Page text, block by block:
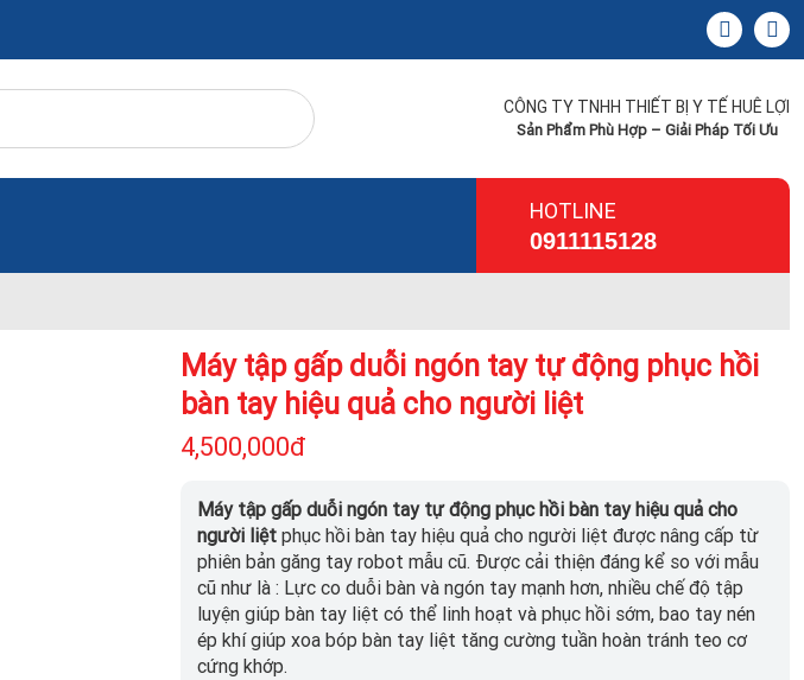
CÔNG TY TNHH THIẾT BỊ Y TẾ HUÊ LỢI
Sản Phẩm Phù Hợp – Giải Pháp Tối Ưu
HOTLINE
0911115128
Máy tập gấp duỗi ngón tay tự động phục hồi
bàn tay hiệu quả cho người liệt
4,500,000đ
Máy tập gấp duỗi ngón tay tự động phục hồi bàn tay hiệu quả cho
người liệt phục hồi bàn tay hiệu quả cho người liệt được nâng cấp từ
phiên bản găng tay robot mẫu cũ. Được cải thiện đáng kể so với mẫu
cũ như là : Lực co duỗi bàn và ngón tay mạnh hơn, nhiều chế độ tập
luyện giúp bàn tay liệt có thể linh hoạt và phục hồi sớm, bao tay nén
ép khí giúp xoa bóp bàn tay liệt tăng cường tuần hoàn tránh teo cơ
cứng khớp.